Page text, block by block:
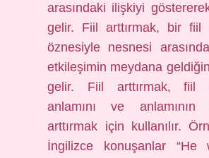
arasındaki ilişkiyi
gelir. Fiil arttırmak, bir fiil
öznesiyle nesnesi
etkileşimin meydana
gelir. Fiil arttırmak, fiil
anlamını ve anlamının
arttırmak için kullanılır.
İngilizce konuşanlar “He